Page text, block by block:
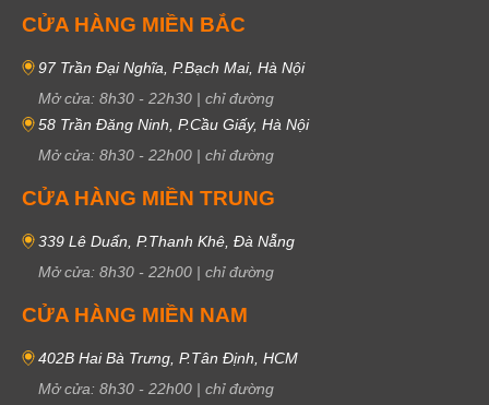
CỬA HÀNG MIỀN BẮC
97 Trần Đại Nghĩa, P.Bạch Mai, Hà Nội
Mở cửa: 8h30 - 22h30 | chỉ đường
58 Trần Đăng Ninh, P.Cầu Giấy, Hà Nội
Mở cửa: 8h30 - 22h00 | chỉ đường
CỬA HÀNG MIỀN TRUNG
339 Lê Duẩn, P.Thanh Khê, Đà Nẵng
Mở cửa: 8h30 - 22h00 | chỉ đường
CỬA HÀNG MIỀN NAM
402B Hai Bà Trưng, P.Tân Định, HCM
Mở cửa: 8h30 - 22h00 | chỉ đường